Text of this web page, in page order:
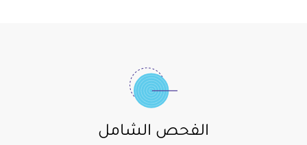
الفحص الشامل